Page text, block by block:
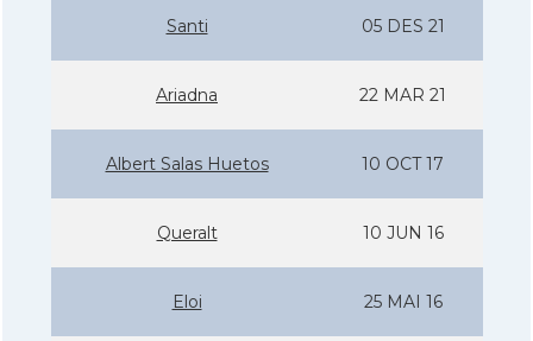
Santi 05 DES 21
Ariadna 22 MAR 21
Albert Salas Huetos 10 OCT 17
Queralt 10 JUN 16
Eloi 25 MAI 16